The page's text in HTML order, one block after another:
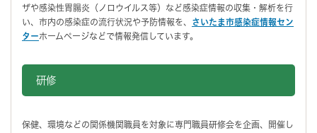
ザや感染性胃腸炎（ノロウイルス等）など感染症情報の収集・解析を行
い、市内の感染症の流行状況や予防情報を、 さいたま市感染症情報セン
ターホームページなどで情報発信しています。
研修
保健、環境などの関係機関職員を対象に専門職員研修会を企画、開催し